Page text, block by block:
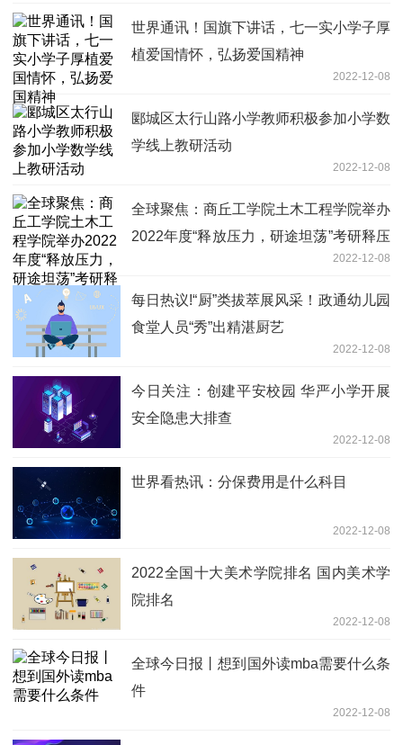
世界通讯！国旗下讲话，七一实小学子厚
植爱国情怀，弘扬爱国精神
2022-12-08
郾城区太行山路小学教师积极参加小学数
学线上教研活动
2022-12-08
全球聚焦：商丘工学院土木工程学院举办
2022年度“释放压力，研途坦荡”考研释压
2022-12-08
每日热议!“厨”类拔萃展风采！政通幼儿园
食堂人员“秀”出精湛厨艺
2022-12-08
今日关注：创建平安校园 华严小学开展
安全隐患大排查
2022-12-08
世界看热讯：分保费用是什么科目
2022-12-08
2022全国十大美术学院排名 国内美术学
院排名
2022-12-08
全球今日报丨想到国外读mba需要什么条
件
2022-12-08